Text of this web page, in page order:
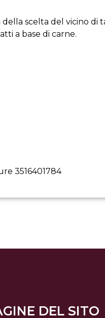
scelta del vicino di
a base di carne.
3516401784
DEL SITO